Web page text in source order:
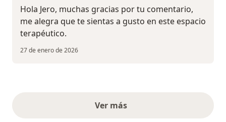
Hola Jero, muchas gracias por tu comentario,
me alegra que te sientas a gusto en este espacio
terapéutico.
27 de enero de 2026
Ver másopiniones anteriores